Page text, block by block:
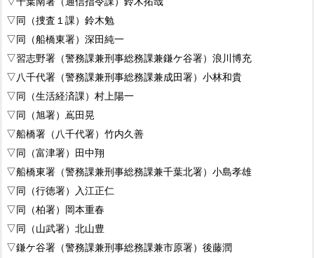
▽同（捜査１課）鈴木勉
▽同（船橋東署）深田純一
▽習志野署（警務課兼刑事総務課兼鎌ケ谷署）浪川博充
▽八千代署（警務課兼刑事総務課兼成田署）小林和貴
▽同（生活経済課）村上陽一
▽同（旭署）嶌田晃
▽船橋署（八千代署）竹内久善
▽同（富津署）田中翔
▽船橋東署（警務課兼刑事総務課兼千葉北署）小島孝雄
▽同（行徳署）入江正仁
▽同（柏署）岡本重春
▽同（山武署）北山豊
▽鎌ケ谷署（警務課兼刑事総務課兼市原署）後藤潤